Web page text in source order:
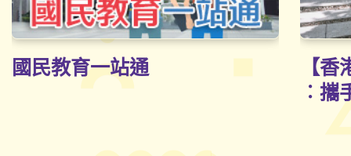
國民教育一站通
【
︰